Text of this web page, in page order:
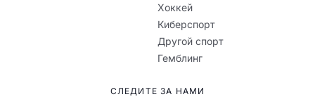
Хоккей
Киберспорт
Другой спорт
Гемблинг
СЛЕДИТЕ ЗА НАМИ